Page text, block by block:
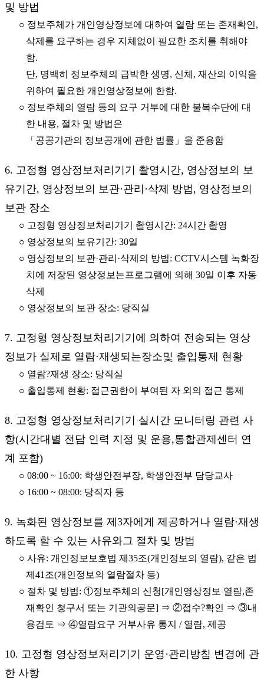
및 방법
○ 정보주체가 개인영상정보에 대하여 열람 또는 존재확인,
삭제를 요구하는 경우 지체없이 필요한 조치를 취해야
함.
단, 명백히 정보주체의 급박한 생명, 신체, 재산의 이익을
위하여 필요한 개인영상정보에 한함.
○ 정보주체의 열람 등의 요구 거부에 대한 불복수단에 대
한 내용, 절차 및 방법은
「공공기관의 정보공개에 관한 법률」을 준용함
6. 고정형 영상정보처리기기 촬영시간, 영상정보의 보
유기간, 영상정보의 보관·관리·삭제 방법, 영상정보의
보관 장소
○ 고정형 영상정보처리기기 촬영시간: 24시간 촬영
○ 영상정보의 보유기간: 30일
○ 영상정보의 보관·관리·삭제의 방법: CCTV시스템 녹화장
치에 저장된 영상정보는프로그램에 의해 30일 이후 자동
삭제
○ 영상정보의 보관 장소: 당직실
7. 고정형 영상정보처리기기에 의하여 전송되는 영상
정보가 실제로 열람·재생되는장소및 출입통제 현황
○ 열람?재생 장소: 당직실
○ 출입통제 현황: 접근권한이 부여된 자 외의 접근 통제
8. 고정형 영상정보처리기기 실시간 모니터링 관련 사
항(시간대별 전담 인력 지정 및 운용,통합관제센터 연
계 포함)
○ 08:00 ~ 16:00: 학생안전부장, 학생안전부 담당교사
○ 16:00 ~ 08:00: 당직자 등
9. 녹화된 영상정보를 제3자에게 제공하거나 열람·재생
하도록 할 수 있는 사유와그 절차 및 방법
○ 사유: 개인정보보호법 제35조(개인정보의 열람), 같은 법
제41조(개인정보의 열람절차 등)
○ 절차 및 방법: ①정보주체의 신청[개인영상정보 열람,존
재확인 청구서 또는 기관의공문] ⇒ ②접수?확인 ⇒ ③내
용검토 ⇒ ④열람요구 거부사유 통지 / 열람, 제공
10. 고정형 영상정보처리기기 운영·관리방침 변경에 관
한 사항